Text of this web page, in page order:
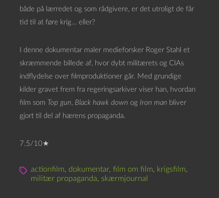
både på lærredet og som rådgivere, er det utroligt de får
tid til at føre krig… eller?
I denne dokumentar maler medieforsker Roger Stahl et
skræmmende billede af, hvor dybt militærets og CIAs
indflydelse over filmproduktioner går. Med grundige
kilder gravet frem fra regeringsarkiver viser han, hvordan
film som Top gun, Black hawk down og Iron man bliver
gjort til del af hærens propaganda.
7.5/10★
actionfilm, dokumentar, film om film, krigsfilm,
militær propaganda, skærmjournal